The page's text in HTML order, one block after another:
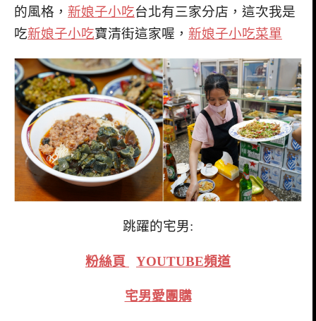
的風格， 新娘子小吃台北有三家分店，這次我是
吃新娘子小吃寶清街這家喔， 新娘子小吃菜單
跳躍的宅男:
粉絲頁 YOUTUBE頻道
宅男愛團購